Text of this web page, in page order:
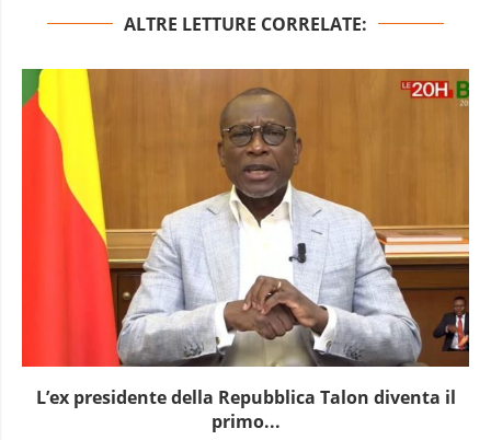
ALTRE LETTURE CORRELATE:
L’ex presidente della Repubblica Talon diventa il
primo...